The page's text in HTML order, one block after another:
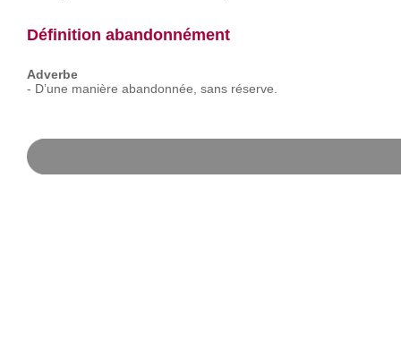
Définition abandonnément
Adverbe
- D’une manière abandonnée, sans réserve.